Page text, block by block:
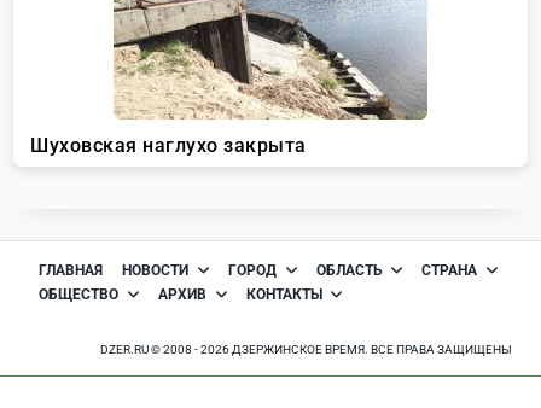
ГЛАВНАЯ НОВОСТИ ГОРОД ОБЛАСТЬ
СТРАНА
ОБЩЕСТВО
АРХИВ КОНТАКТЫ
DZER.RU © 2008 - 2026 ДЗЕРЖИНСКОЕ ВРЕМЯ. ВСЕ ПРАВА ЗАЩИЩЕНЫ